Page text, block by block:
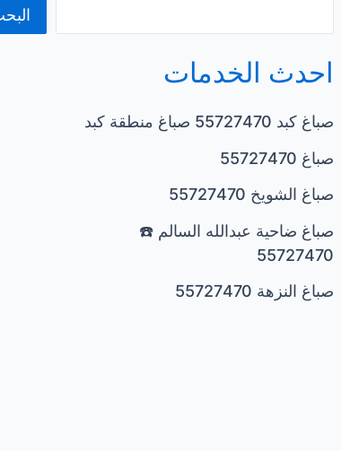
احدث الخدمات
صباغ كبد 55727470 صباغ منطقة كبد
صباغ 55727470
صباغ الشويخ 55727470
صباغ ضاحية عبدالله السالم ☎️
55727470
صباغ النزهة 55727470